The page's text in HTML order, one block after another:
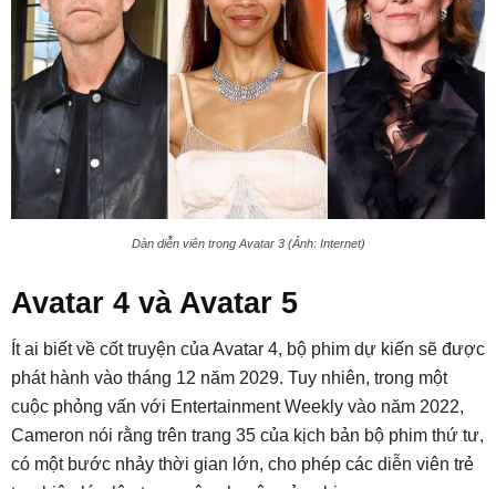
Dàn diễn viên trong Avatar 3 (Ảnh: Internet)
Avatar 4 và Avatar 5
Ít ai biết về cốt truyện của Avatar 4, bộ phim dự kiến sẽ được
phát hành vào tháng 12 năm 2029. Tuy nhiên, trong một
cuộc phỏng vấn với Entertainment Weekly vào năm 2022,
Cameron nói rằng trên trang 35 của kịch bản bộ phim thứ tư,
có một bước nhảy thời gian lớn, cho phép các diễn viên trẻ